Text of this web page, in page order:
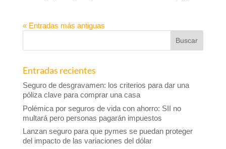
« Entradas más antiguas
Entradas recientes
Seguro de desgravamen: los criterios para dar una
póliza clave para comprar una casa
Polémica por seguros de vida con ahorro: SII no
multará pero personas pagarán impuestos
Lanzan seguro para que pymes se puedan proteger
del impacto de las variaciones del dólar